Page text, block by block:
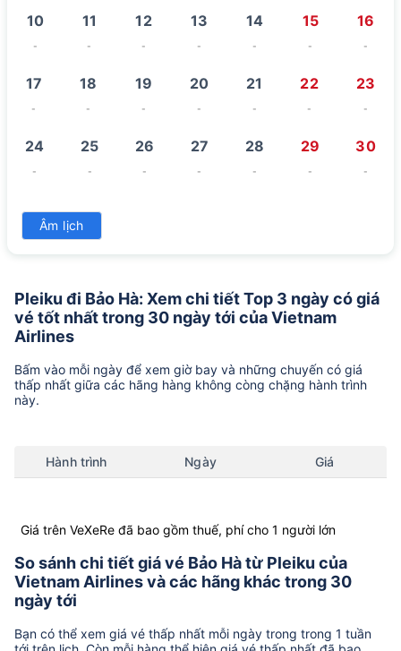
10
-
11
-
12
-
13
-
14
-
15
-
16
-
17
-
18
-
19
-
20
-
21
-
22
-
23
-
24
-
25
-
26
-
27
-
28
-
29
-
30
-
31
Âm lịch
Pleiku đi Bảo Hà: Xem chi tiết Top 3 ngày có giá
vé tốt nhất trong 30 ngày tới của Vietnam
Airlines
Bấm vào mỗi ngày để xem giờ bay và những chuyến có giá
thấp nhất giữa các hãng hàng không còng chặng hành trình
này.
Hành trình Ngày Giá
Giá trên VeXeRe đã bao gồm thuế, phí cho 1 người lớn
So sánh chi tiết giá vé Bảo Hà từ Pleiku của
Vietnam Airlines và các hãng khác trong 30
ngày tới
Bạn có thể xem giá vé thấp nhất mỗi ngày trong trong 1 tuần